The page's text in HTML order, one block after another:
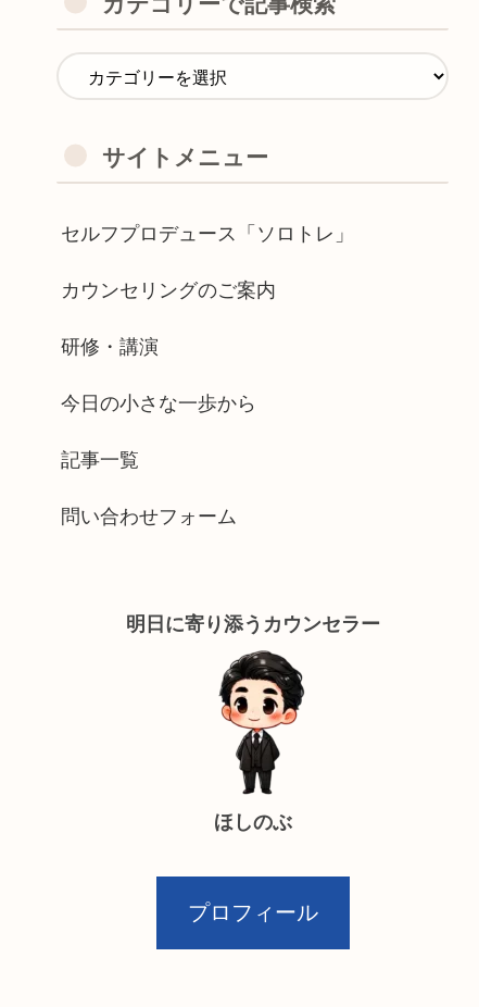
サイトメニュー
セルフプロデュース「ソロトレ」
カウンセリングのご案内
研修・講演
今日の小さな一歩から
記事一覧
問い合わせフォーム
明日に寄り添うカウンセラー
ほしのぶ
プロフィール